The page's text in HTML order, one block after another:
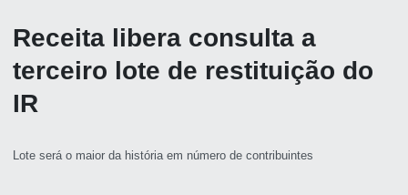
Receita libera consulta a
terceiro lote de restituição do
IR
Lote será o maior da história em número de contribuintes